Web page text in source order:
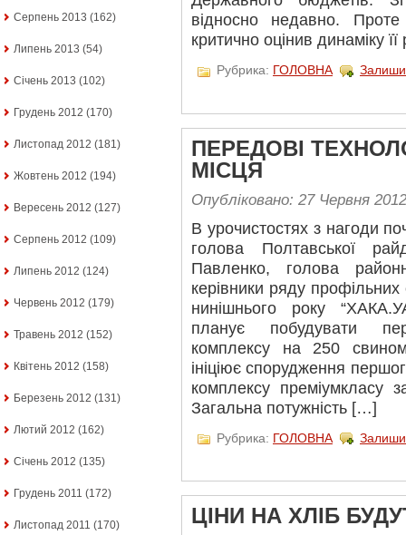
Серпень 2013 (162)
Липень 2013 (54)
Січень 2013 (102)
Грудень 2012 (170)
Листопад 2012 (181)
Жовтень 2012 (194)
Вересень 2012 (127)
Серпень 2012 (109)
Липень 2012 (124)
Червень 2012 (179)
Травень 2012 (152)
Квітень 2012 (158)
Березень 2012 (131)
Лютий 2012 (162)
Січень 2012 (135)
Грудень 2011 (172)
Листопад 2011 (170)
відносно недавно. Проте
критично оцінив динаміку
Рубрика: ГОЛОВНА
ПЕРЕДОВІ
МІСЦЯ
Опубліковано: 27 Червня 2012
В урочистостях з нагоди
голова Полтавської
Павленко, голова
керівники ряду
нинішнього року
планує побудувати
комплексу на 250
ініціює спорудження
комплексу преміум­класу
Загальна потужність […]
Рубрика: ГОЛОВНА
ЦІНИ НА ХЛІБ